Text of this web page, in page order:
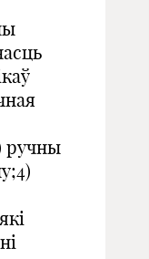
ручны